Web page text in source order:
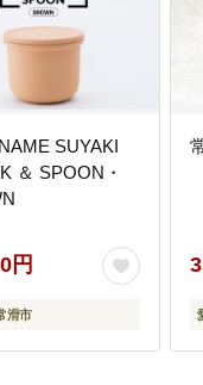
SUYAKI
＆ SPOON・
円
滑市